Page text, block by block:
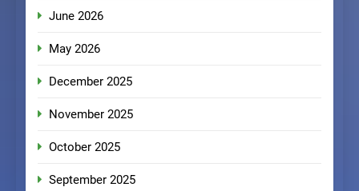
June 2026
May 2026
December 2025
November 2025
October 2025
September 2025